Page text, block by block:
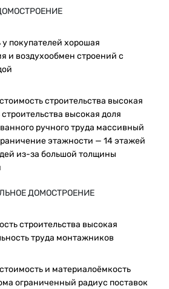
у покупателей хорошая
и воздухообмен строений с
строительства высокая
высокая доля
ручного труда массивный
этажности — 14 этажей
из-за большой толщины
ДОМОСТРОЕНИЕ
строительства высокая
труда монтажников
и материалоёмкость
ограниченный радиус поставок